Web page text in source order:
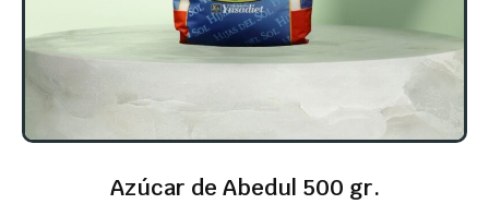
Azúcar de Abedul 500 gr.